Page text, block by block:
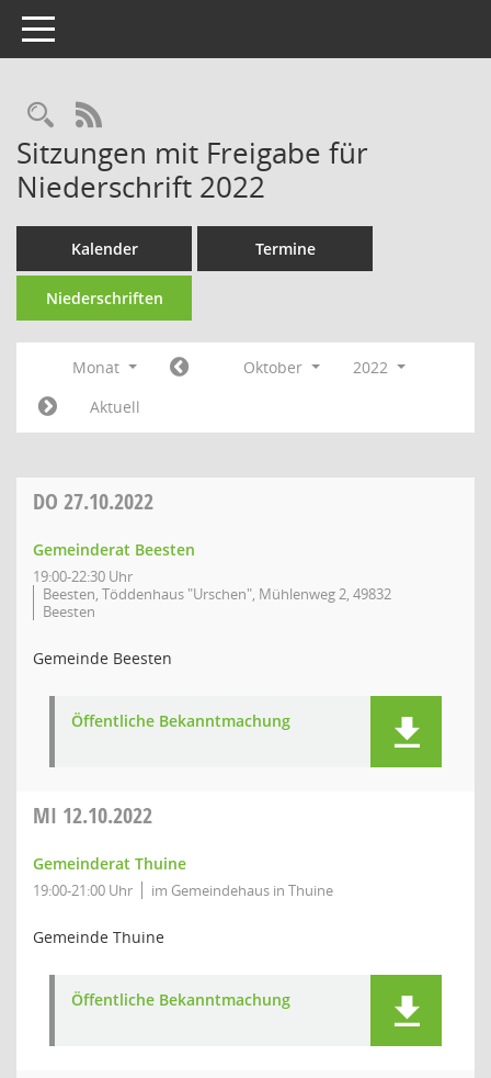
Toggle navigation
Rechercheauswahl
RSS-Feed
Sitzungen mit Freigabe für
Niederschrift 2022
Kalender Termine
Niederschriften
Monat Oktober
2022
Aktuell
DO 27.10.2022
Gemeinderat Beesten
19:00-22:30 Uhr
Beesten, Töddenhaus "Urschen", Mühlenweg 2, 49832
Beesten
Gemeinde Beesten
Öffentliche Bekanntmachung
MI 12.10.2022
Gemeinderat Thuine
19:00-21:00 Uhr im Gemeindehaus in Thuine
Gemeinde Thuine
Öffentliche Bekanntmachung